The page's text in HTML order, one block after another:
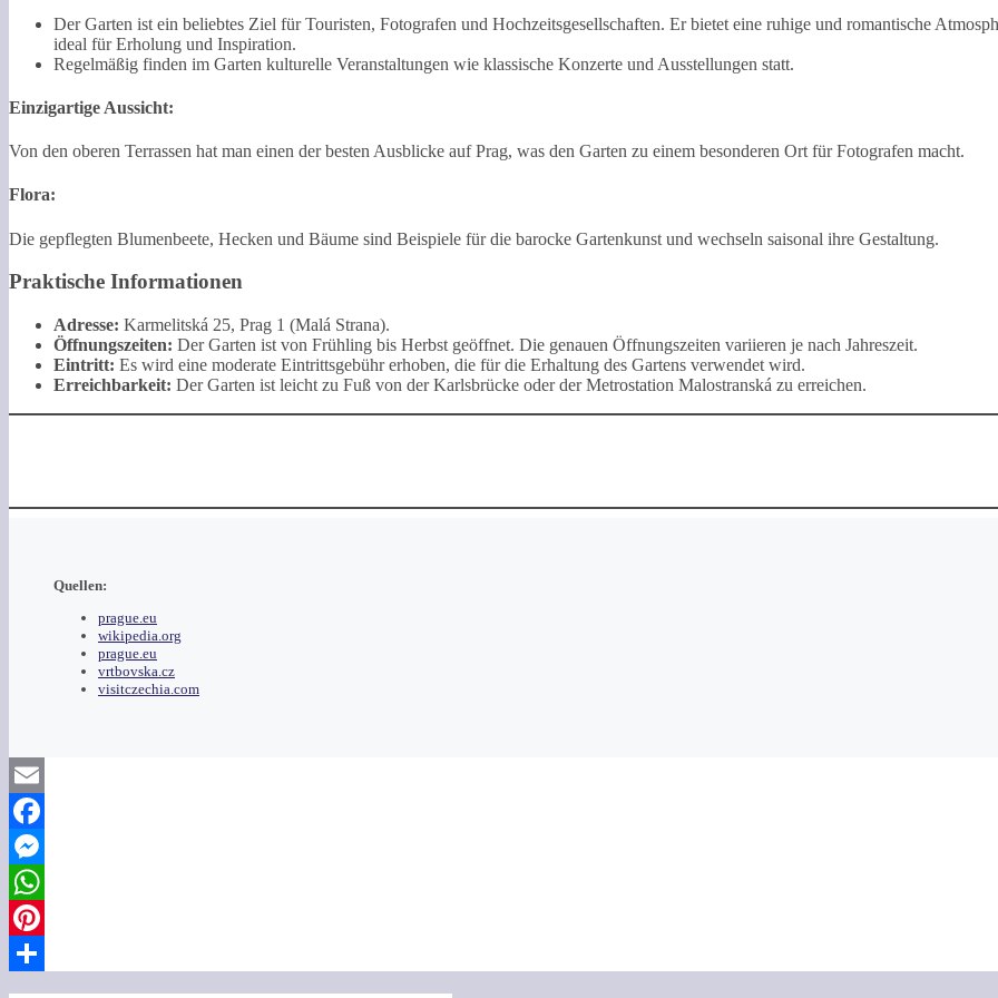
Der Garten ist ein beliebtes Ziel für Touristen, Fotografen und Hochzeitsgesellschaften. Er bietet eine ruhige und romantische
ideal für Erholung und Inspiration.
Regelmäßig finden im Garten kulturelle Veranstaltungen wie klassische Konzerte und Ausstellungen statt.
Einzigartige Aussicht:
Von den oberen Terrassen hat man einen der besten Ausblicke auf Prag, was den Garten zu einem besonderen Ort für Fotografen macht.
Flora:
Die gepflegten Blumenbeete, Hecken und Bäume sind Beispiele für die barocke Gartenkunst und wechseln saisonal ihre Gestaltung.
Praktische Informationen
Adresse: Karmelitská 25, Prag 1 (Malá Strana).
Öffnungszeiten: Der Garten ist von Frühling bis Herbst geöffnet. Die genauen Öffnungszeiten variieren je nach Jahreszeit.
Eintritt: Es wird eine moderate Eintrittsgebühr erhoben, die für die Erhaltung des Gartens verwendet wird.
Erreichbarkeit: Der Garten ist leicht zu Fuß von der Karlsbrücke oder der Metrostation Malostranská zu erreichen.
Quellen:
prague.eu
wikipedia.org
prague.eu
vrtbovska.cz
visitczechia.com
Email
Facebook
Messenger
WhatsApp
Pinterest